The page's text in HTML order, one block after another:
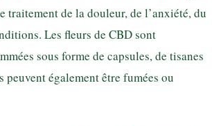
traitement de la douleur, de l’anxiété, du
Les fleurs de CBD sont
sous forme de capsules, de tisanes
peuvent également être fumées ou